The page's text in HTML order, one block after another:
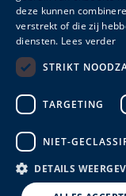
Gerelateerde
deze kunnen
verstrekt of die zij
diensten. Lees verder
STRIKT
TARGETING
NIET-
DETAILS